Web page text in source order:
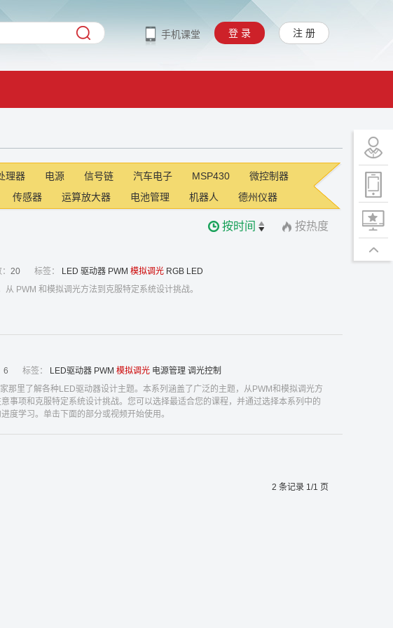
手机课堂 登 录 注 册
理器 电源 信号链 汽车电子 MSP430
微控制器
传感器 运算放大器 电池管理 机器人 德州仪器
按时间 按热度
20 标签： LED 驱动器 PWM 模拟调光 RGB LED
从 PWM 和模拟调光方法到克服特定系统设计挑战。
6 标签： LED驱动器 PWM 模拟调光 电源管理 调光控制
那里了解各种LED驱动器设计主题。本系列涵盖了广泛的主题，从PWM和模拟调光方
事项和克服特定系统设计挑战。您可以选择最适合您的课程，并通过选择本系列中的
度学习。单击下面的部分或视频开始使用。
2 条记录 1/1 页